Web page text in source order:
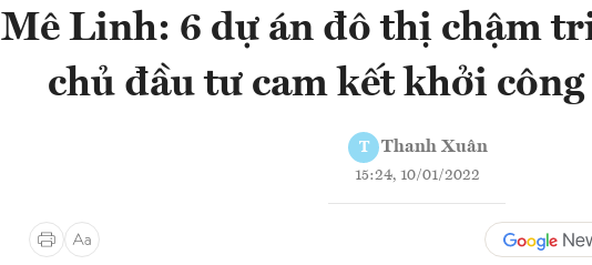
Mê Linh: 6 dự án đô thị chậm
chủ đầu tư cam kết khởi
T Thanh Xuân
15:24, 10/01/2022